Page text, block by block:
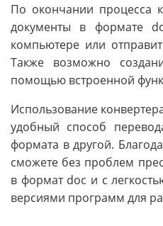
По окончании процесса
документы в формате
компьютере или
Также возможно
помощью встроенной
Использование
удобный способ
формата в другой.
сможете без проблем
в формат doc и с
версиями программ для